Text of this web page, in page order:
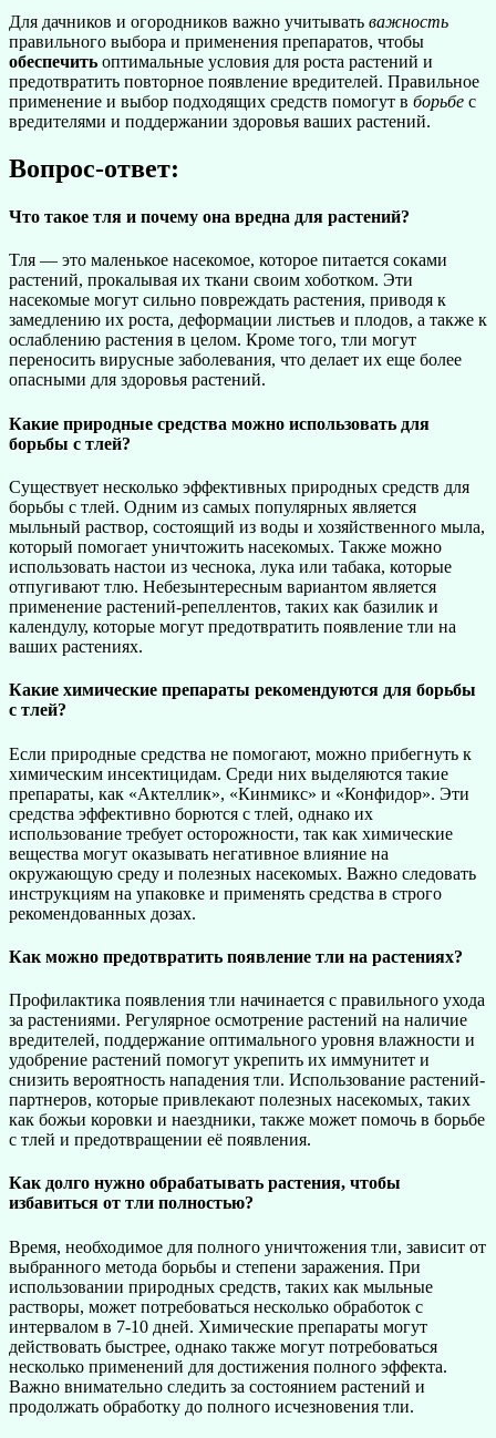
Для дачников и огородников важно учитывать важность
правильного выбора и применения препаратов, чтобы
обеспечить оптимальные условия для роста растений и
предотвратить повторное появление вредителей. Правильное
применение и выбор подходящих средств помогут в борьбе с
вредителями и поддержании здоровья ваших растений.
Вопрос-ответ:
Что такое тля и почему она вредна для растений?
Тля — это маленькое насекомое, которое питается соками
растений, прокалывая их ткани своим хоботком. Эти
насекомые могут сильно повреждать растения, приводя к
замедлению их роста, деформации листьев и плодов, а также к
ослаблению растения в целом. Кроме того, тли могут
переносить вирусные заболевания, что делает их еще более
опасными для здоровья растений.
Какие природные средства можно использовать для
борьбы с тлей?
Существует несколько эффективных природных средств для
борьбы с тлей. Одним из самых популярных является
мыльный раствор, состоящий из воды и хозяйственного мыла,
который помогает уничтожить насекомых. Также можно
использовать настои из чеснока, лука или табака, которые
отпугивают тлю. Небезынтересным вариантом является
применение растений-репеллентов, таких как базилик и
календулу, которые могут предотвратить появление тли на
ваших растениях.
Какие химические препараты рекомендуются для борьбы
с тлей?
Если природные средства не помогают, можно прибегнуть к
химическим инсектицидам. Среди них выделяются такие
препараты, как «Актеллик», «Кинмикс» и «Конфидор». Эти
средства эффективно борются с тлей, однако их
использование требует осторожности, так как химические
вещества могут оказывать негативное влияние на
окружающую среду и полезных насекомых. Важно следовать
инструкциям на упаковке и применять средства в строго
рекомендованных дозах.
Как можно предотвратить появление тли на растениях?
Профилактика появления тли начинается с правильного ухода
за растениями. Регулярное осмотрение растений на наличие
вредителей, поддержание оптимального уровня влажности и
удобрение растений помогут укрепить их иммунитет и
снизить вероятность нападения тли. Использование растений-
партнеров, которые привлекают полезных насекомых, таких
как божьи коровки и наездники, также может помочь в борьбе
с тлей и предотвращении её появления.
Как долго нужно обрабатывать растения, чтобы
избавиться от тли полностью?
Время, необходимое для полного уничтожения тли, зависит от
выбранного метода борьбы и степени заражения. При
использовании природных средств, таких как мыльные
растворы, может потребоваться несколько обработок с
интервалом в 7-10 дней. Химические препараты могут
действовать быстрее, однако также могут потребоваться
несколько применений для достижения полного эффекта.
Важно внимательно следить за состоянием растений и
продолжать обработку до полного исчезновения тли.